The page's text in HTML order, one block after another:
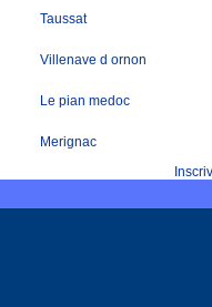
Taussat
Villenave d ornon
Le pian medoc
Merignac